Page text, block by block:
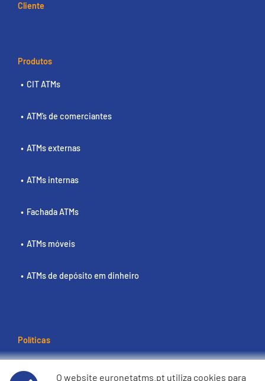
Cliente
Produtos
CIT ATMs
ATM’s de comerciantes
ATMs externas
ATMs internas
Fachada ATMs
ATMs móveis
ATMs de depósito em dinheiro
Políticas
Termos e condições de utilização
O website euronetatms.pt utiliza cookies para